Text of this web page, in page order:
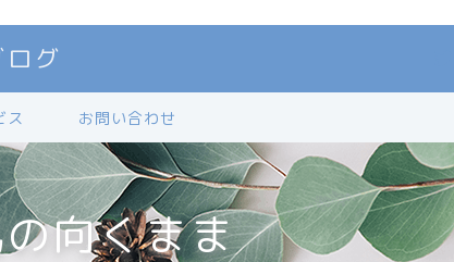
グ
ス お問い合わせ
向くまま